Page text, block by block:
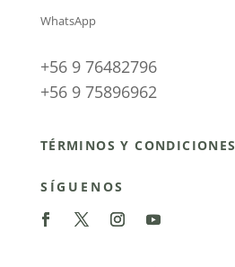
WhatsApp
+56 9 76482796
+56 9 75896962
TÉRMINOS Y CONDICIONES
SÍGUENOS